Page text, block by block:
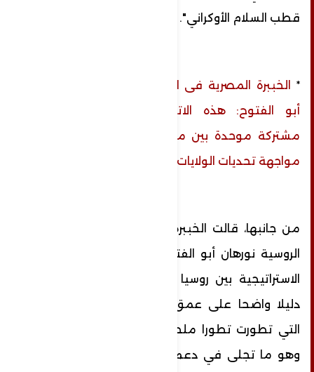
قطب السلام الأوكراني".
*
الخببرة المصرية فى الشؤون الروسية نورهان
أبو الفتوح: هذه الاتفاقية تأسيساً لجبهة
مشتركة موحدة بين موسكو وبيونغ يانغ في
مواجهة تحديات الولايات المتحدة والغرب
من جانبها، قالت الخببرة المصرية فى الشؤون
الروسية نورهان أبو الفتوح إن اتفاقية الشراكة
الاستراتيجية بين روسيا وكوريا الشمالية تمثل
دليلا واضحا على عمق العلاقات بين البلدين
التي تطورت تطورا ملحوظا خلال الآونة الأخيرة
وهو ما تجلى في دعم كوريا الشمالية لروسيا